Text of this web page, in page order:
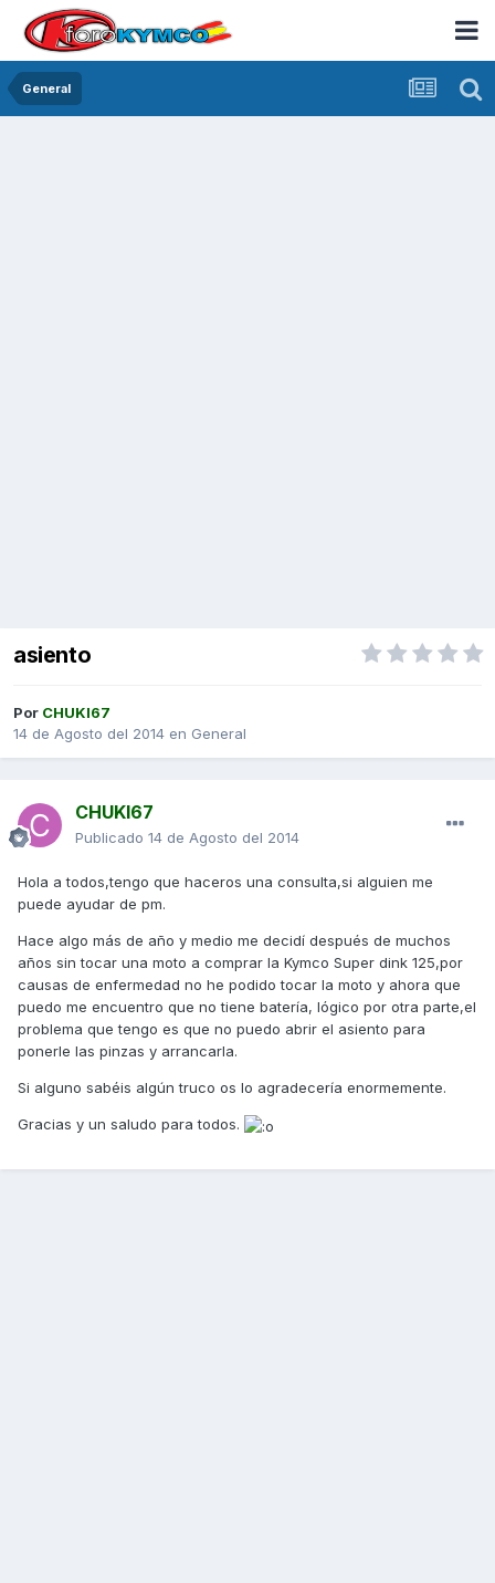
General
asiento
Por CHUKI67
14 de Agosto del 2014 en General
CHUKI67
Publicado 14 de Agosto del 2014
Hola a todos,tengo que haceros una consulta,si alguien me
puede ayudar de pm.
Hace algo más de año y medio me decidí después de muchos
años sin tocar una moto a comprar la Kymco Super dink 125,por
causas de enfermedad no he podido tocar la moto y ahora que
puedo me encuentro que no tiene batería, lógico por otra parte,el
problema que tengo es que no puedo abrir el asiento para
ponerle las pinzas y arrancarla.
Si alguno sabéis algún truco os lo agradecería enormemente.
Gracias y un saludo para todos.